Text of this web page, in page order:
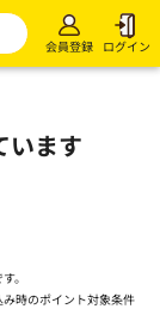
会員登録 ログイン
います
。
時のポイント対象条件